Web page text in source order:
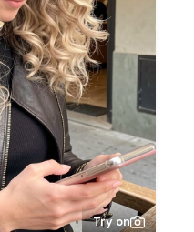
Try on